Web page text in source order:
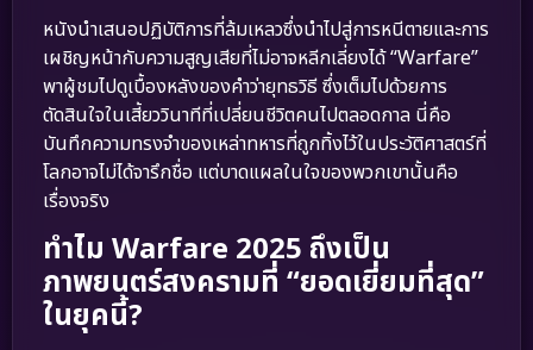
หนังนำเสนอปฏิบัติการที่ล้มเหลวซึ่งนำไปสู่การหนีตายและการ
เผชิญหน้ากับความสูญเสียที่ไม่อาจหลีกเลี่ยงได้ “Warfare”
พาผู้ชมไปดูเบื้องหลังของคำว่ายุทธวิธี ซึ่งเต็มไปด้วยการ
ตัดสินใจในเสี้ยววินาทีที่เปลี่ยนชีวิตคนไปตลอดกาล นี่คือ
บันทึกความทรงจำของเหล่าทหารที่ถูกทิ้งไว้ในประวัติศาสตร์ที่
โลกอาจไม่ได้จารึกชื่อ แต่บาดแผลในใจของพวกเขานั้นคือ
เรื่องจริง
ทำไม Warfare 2025 ถึงเป็น
ภาพยนตร์สงครามที่ “ยอดเยี่ยมที่สุด”
ในยุคนี้?